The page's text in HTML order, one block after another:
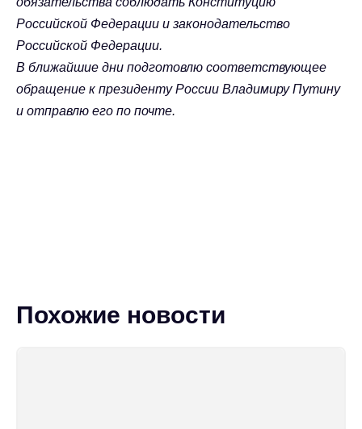
Российской Федерации и законодательство
Российской Федерации.
В ближайшие дни подготовлю соответствующее
обращение к президенту России Владимиру Путину
и отправлю его по почте.
Похожие новости